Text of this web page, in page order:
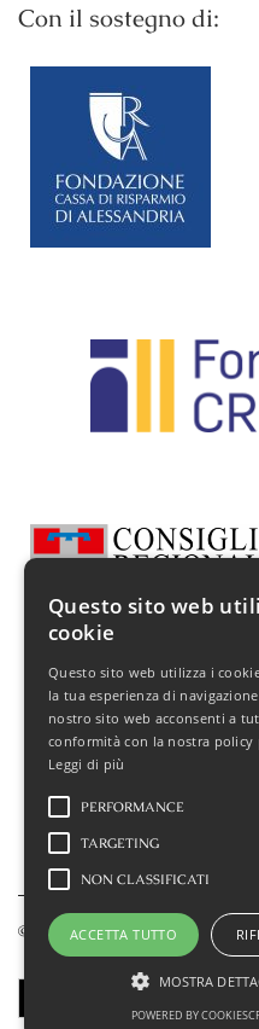
Con il sostegno di:
© 2025 Festival Vignale in Danza,
Questo sito web
cookie
Questo sito web utilizza i
la tua esperienza di
nostro sito web acconsenti a
conformità con la nostra policy
Leggi di più
PERFORMANCE
TARGETING
NON CLASSIFICATI
ACCETTA TUTTO
MOSTRA
POWERED BY